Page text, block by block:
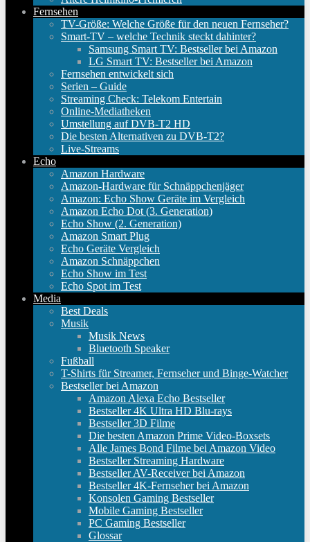
Fernsehen
TV-Größe: Welche Größe für den neuen Fernseher?
Smart-TV – welche Technik steckt dahinter?
Samsung Smart TV: Bestseller bei Amazon
LG Smart TV: Bestseller bei Amazon
Fernsehen entwickelt sich
Serien – Guide
Streaming Check: Telekom Entertain
Online-Mediatheken
Umstellung auf DVB-T2 HD
Die besten Alternativen zu DVB-T2?
Live-Streams
Echo
Amazon Hardware
Amazon-Hardware für Schnäppchenjäger
Amazon: Echo Show Geräte im Vergleich
Amazon Echo Dot (3. Generation)
Echo Show (2. Generation)
Amazon Smart Plug
Echo Geräte Vergleich
Amazon Schnäppchen
Echo Show im Test
Echo Spot im Test
Media
Best Deals
Musik
Musik News
Bluetooth Speaker
Fußball
T-Shirts für Streamer, Fernseher und Binge-Watcher
Bestseller bei Amazon
Amazon Alexa Echo Bestseller
Bestseller 4K Ultra HD Blu-rays
Bestseller 3D Filme
Die besten Amazon Prime Video-Boxsets
Alle James Bond Filme bei Amazon Video
Bestseller Streaming Hardware
Bestseller AV-Receiver bei Amazon
Bestseller 4K-Fernseher bei Amazon
Konsolen Gaming Bestseller
Mobile Gaming Bestseller
PC Gaming Bestseller
Glossar